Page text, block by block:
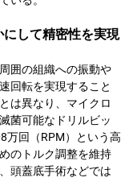
して精密性を実現
囲の組織への振動や
回転を実現すること
は異なり、マイクロ
菌可能なドリルビッ
万回（RPM）という高
のトルク調整を維持
頭蓋底手術などでは